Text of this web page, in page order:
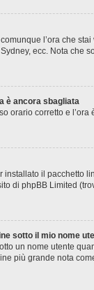
comunque l’ora che
ecc. Nota che
è ancora sbagliata
orario corretto e
installato il
di phpBB Limited
sotto il mio nome
un nome utente
più grande nota